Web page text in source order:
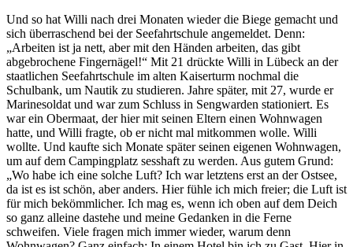
Und so hat Willi nach drei Monaten wieder die Biege gemacht und
sich überraschend bei der Seefahrtschule angemeldet. Denn:
„Arbeiten ist ja nett, aber mit den Händen arbeiten, das gibt
abgebrochene Fingernägel!“ Mit 21 drückte Willi in Lübeck an der
staatlichen Seefahrtschule im alten Kaiserturm nochmal die
Schulbank, um Nautik zu studieren. Jahre später, mit 27, wurde er
Marinesoldat und war zum Schluss in Sengwarden stationiert. Es
war ein Obermaat, der hier mit seinen Eltern einen Wohnwagen
hatte, und Willi fragte, ob er nicht mal mitkommen wolle. Willi
wollte. Und kaufte sich Monate später seinen eigenen Wohnwagen,
um auf dem Campingplatz sesshaft zu werden. Aus gutem Grund:
„Wo habe ich eine solche Luft? Ich war letztens erst an der Ostsee,
da ist es ist schön, aber anders. Hier fühle ich mich freier; die Luft ist
für mich bekömmlicher. Ich mag es, wenn ich oben auf dem Deich
so ganz alleine dastehe und meine Gedanken in die Ferne
schweifen. Viele fragen mich immer wieder, warum denn